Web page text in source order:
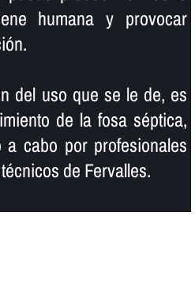
humana y provocar
del uso que se le de, es
de la fosa séptica,
cabo por profesionales
de Fervalles.